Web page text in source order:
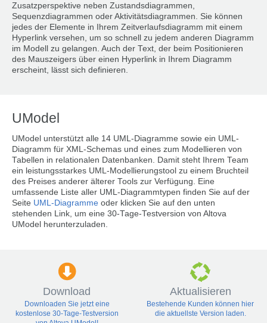
Zusatzperspektive neben Zustandsdiagrammen,
Sequenzdiagrammen oder Aktivitätsdiagrammen. Sie können
jedes der Elemente in Ihrem Zeitverlaufsdiagramm mit einem
Hyperlink versehen, um so schnell zu jedem anderen Diagramm
im Modell zu gelangen. Auch der Text, der beim Positionieren
des Mauszeigers über einen Hyperlink in Ihrem Diagramm
erscheint, lässt sich definieren.
UModel
UModel unterstützt alle 14 UML-Diagramme sowie ein UML-
Diagramm für XML-Schemas und eines zum Modellieren von
Tabellen in relationalen Datenbanken. Damit steht Ihrem Team
ein leistungsstarkes UML-Modellierungstool zu einem Bruchteil
des Preises anderer älterer Tools zur Verfügung. Eine
umfassende Liste aller UML-Diagrammtypen finden Sie auf der
Seite UML-Diagramme oder klicken Sie auf den unten
stehenden Link, um eine 30-Tage-Testversion von Altova
UModel herunterzuladen.
Download
Downloaden Sie jetzt eine
kostenlose 30-Tage-Testversion
Aktualisieren
Bestehende Kunden können hier
die aktuellste Version laden.